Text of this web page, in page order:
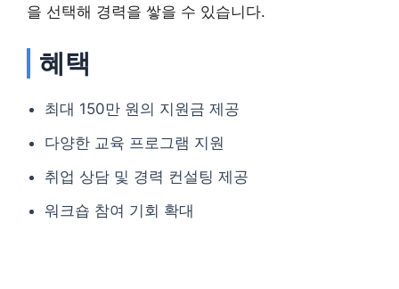
을 선택해 경력을 쌓을 수 있습니다.
혜택
최대 150만 원의 지원금 제공
다양한 교육 프로그램 지원
취업 상담 및 경력 컨설팅 제공
워크숍 참여 기회 확대